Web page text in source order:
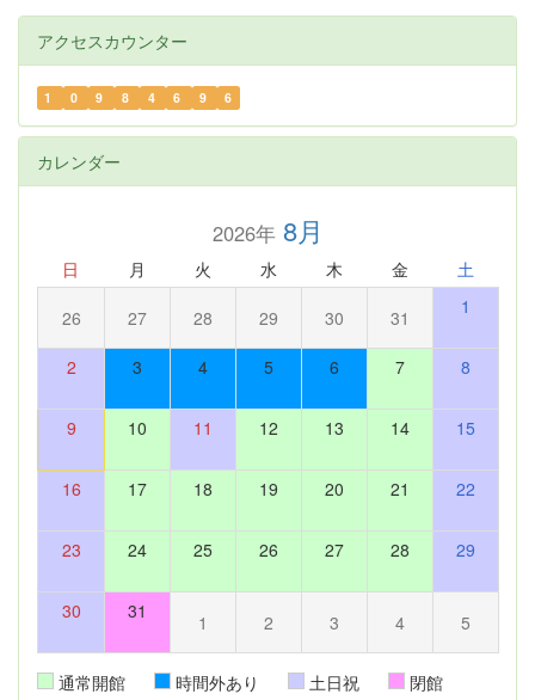
アクセスカウンター
1 0 9 8 4 6 9 6
カレンダー
2026年8月
日 月 火 水 木 金 土
26 27 28 29 30 31 1
2 3 4 5 6 7 8
9 10 11 12 13 14 15
16 17 18 19 20 21 22
23 24 25 26 27 28 29
30 31 1 2 3 4 5
通常開館 時間外あり 土日祝 閉館